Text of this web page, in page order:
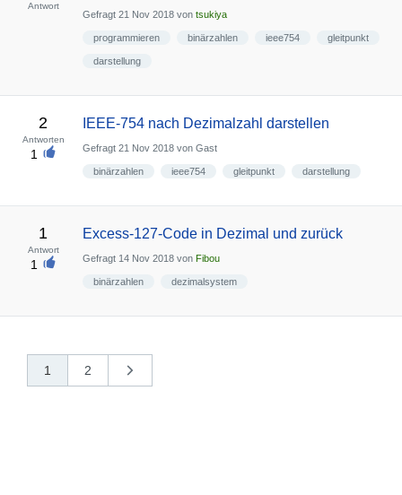
Antwort
Gefragt 21 Nov 2018 von tsukiya
programmieren binärzahlen ieee754 gleitpunkt
darstellung
2
Antworten
1
IEEE-754 nach Dezimalzahl darstellen
Gefragt 21 Nov 2018 von Gast
binärzahlen ieee754 gleitpunkt darstellung
1
Antwort
1
Excess-127-Code in Dezimal und zurück
Gefragt 14 Nov 2018 von Fibou
binärzahlen dezimalsystem
1 2